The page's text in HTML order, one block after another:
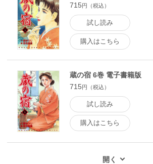
715円（税込）
試し読み
購入はこちら
蔵の宿 6巻 電子書籍版
715 円（税込）
試し読み
購入はこちら